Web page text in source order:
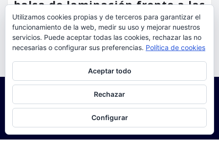
balsa de laminación frente a las
lluvias torrenciales
torrent al dia Ago 5, 2026
Utilizamos cookies propias y de terceros para garantizar el
funcionamiento de la web, medir su uso y mejorar nuestros
servicios. Puede aceptar todas las cookies, rechazar las no
necesarias o configurar sus preferencias. Política de cookies
Aceptar todo
Rechazar
Configurar
Para obtener más información, incluido cómo gestionar las cookies,